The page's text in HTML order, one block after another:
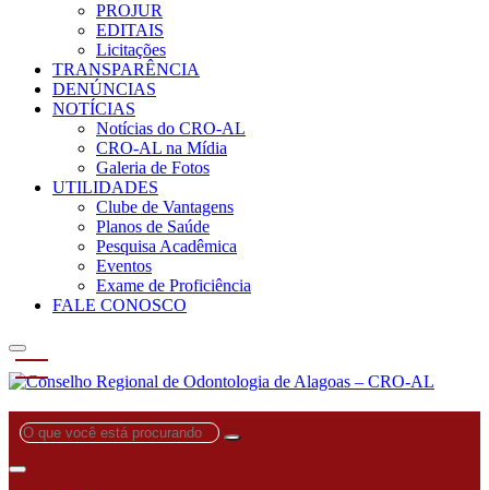
PROJUR
EDITAIS
Licitações
TRANSPARÊNCIA
DENÚNCIAS
NOTÍCIAS
Notícias do CRO-AL
CRO-AL na Mídia
Galeria de Fotos
UTILIDADES
Clube de Vantagens
Planos de Saúde
Pesquisa Acadêmica
Eventos
Exame de Proficiência
FALE CONOSCO
O
você